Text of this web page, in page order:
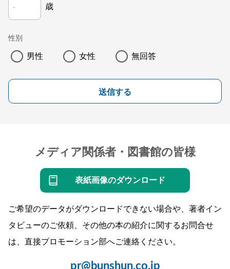
歳
性別
男性 女性 無回答
送信する
メディア関係者・図書館の皆様
表紙画像のダウンロード
ご希望のデータがダウンロードできない場合や、著者イン
タビューのご依頼、その他の本の紹介に関するお問合せ
は、直接プロモーション部へご連絡ください。
pr@bunshun.co.jp